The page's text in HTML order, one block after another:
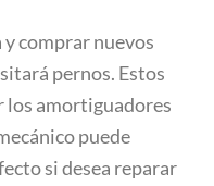
y comprar nuevos
pernos. Estos
los amortiguadores
puede
si desea reparar